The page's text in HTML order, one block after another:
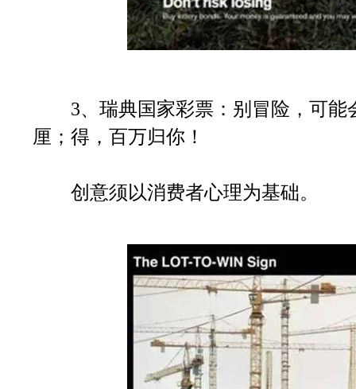
3、瑞典国家彩票：别冒险，可能
厘；得，百万归你！
创意须以消费者心理为基础。